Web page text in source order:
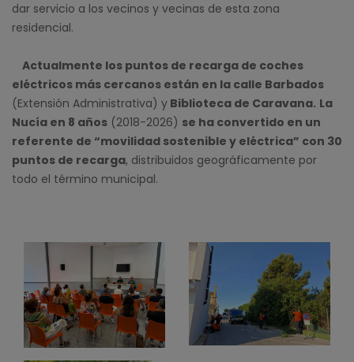
dar servicio a los vecinos y vecinas de esta zona
residencial.
Actualmente los puntos de recarga de coches
eléctricos más cercanos están en la calle Barbados
(Extensión Administrativa) y Biblioteca de Caravana. La
Nucía en 8 años (2018-2026) se ha convertido en un
referente de “movilidad sostenible y eléctrica” con 30
puntos de recarga, distribuidos geográficamente por
todo el término municipal.